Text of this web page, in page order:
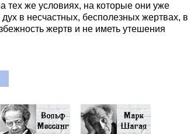
тех же условиях, на которые они уже
в несчастных, бесполезных жертвах, в
жертв и не иметь утешения